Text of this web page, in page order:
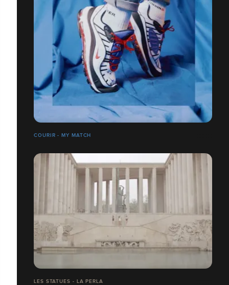
COURIR - MY MATCH
LES STATUES - LA PERLA